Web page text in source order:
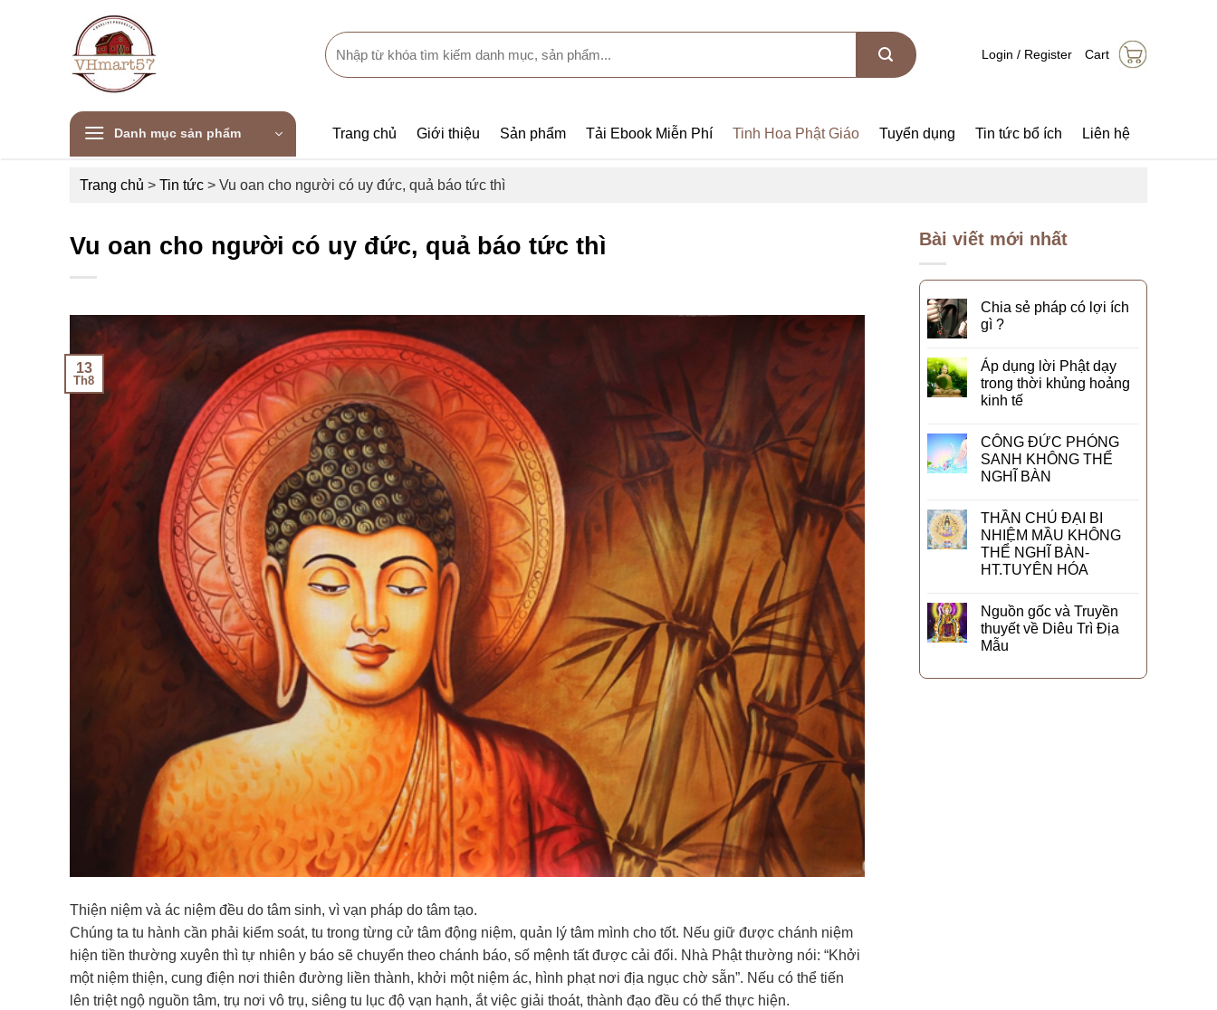
Search
for:
Login / Register Cart
Danh mục sản phẩm Trang chủ Giới thiệu Sản phẩm Tải Ebook Miễn Phí Tinh Hoa Phật Giáo Tuyển dụng Tin tức bổ ích Liên hệ
Trang chủ > Tin tức > Vu oan cho người có uy đức, quả báo tức thì
Vu oan cho người có uy đức, quả báo tức thì
13
Th8
Thiện niệm và ác niệm đều do tâm sinh, vì vạn pháp do tâm tạo.
Chúng ta tu hành cần phải kiểm soát, tu trong từng cử tâm động niệm, quản lý tâm mình cho tốt. Nếu giữ được chánh niệm
hiện tiền thường xuyên thì tự nhiên y báo sẽ chuyển theo chánh báo, số mệnh tất được cải đổi. Nhà Phật thường nói: “Khởi
một niệm thiện, cung điện nơi thiên đường liền thành, khởi một niệm ác, hình phạt nơi địa ngục chờ sẵn”. Nếu có thể tiến
lên triệt ngộ nguồn tâm, trụ nơi vô trụ, siêng tu lục độ vạn hạnh, ắt việc giải thoát, thành đạo đều có thể thực hiện.
Bài viết mới nhất
Chia sẻ pháp có lợi ích
gì ?
Áp dụng lời Phật dạy
trong thời khủng hoảng
kinh tế
CÔNG ĐỨC PHÓNG
SANH KHÔNG THỂ
NGHĨ BÀN
THẦN CHÚ ĐẠI BI
NHIỆM MẦU KHÔNG
THỂ NGHĨ BÀN-
HT.TUYÊN HÓA
Nguồn gốc và Truyền
thuyết về Diêu Trì Địa
Mẫu